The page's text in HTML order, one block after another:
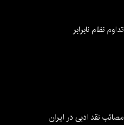
تداوم نظام نابرابر
مصائب نقد ادبی در ایران